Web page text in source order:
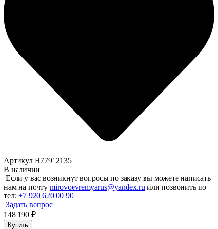
Артикул H77912135
В наличии
Если у вас возникнут вопросы по заказу вы можете написать
нам на почту mirovoevremyarus@yandex.ru или позвонить по
тел: +7 920 620 00 90
Задать вопрос
148 190 ₽
Купить